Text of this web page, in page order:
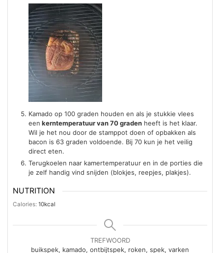
Kamado op 100 graden houden en als je stukkie vlees
een kerntemperatuur van 70 graden heeft is het klaar.
Wil je het nou door de stamppot doen of opbakken als
bacon is 63 graden voldoende. Bij 70 kun je het veilig
direct eten.
Terugkoelen naar kamertemperatuur en in de porties die
je zelf handig vind snijden (blokjes, reepjes, plakjes).
NUTRITION
Calories: 10kcal
TREFWOORD
buikspek, kamado, ontbijtspek, roken, spek, varken